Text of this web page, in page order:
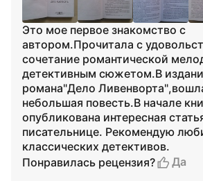
Это мое первое знакомство с
автором.Прочитала с
сочетание романтической
детективным сюжетом.В
романа"Дело
небольшая повесть.В начале
опубликована интересная
писательнице. Рекомендую
классических детективов.
Понравилась рецензия?
Да